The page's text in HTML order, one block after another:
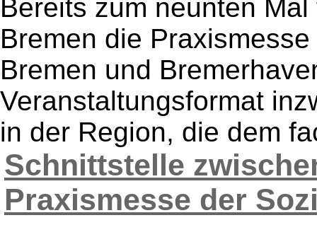
Bereits zum neunten
Bremen die
Bremen und
Veranstaltungsformat
in der Region, die dem
Schnittstelle
Praxismesse der